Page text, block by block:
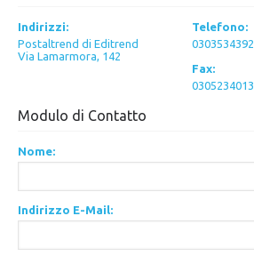
Indirizzi:
Postaltrend di Editrend
Via Lamarmora, 142
Telefono:
0303534392
Fax:
0305234013
Modulo di Contatto
Nome:
Indirizzo E-Mail: